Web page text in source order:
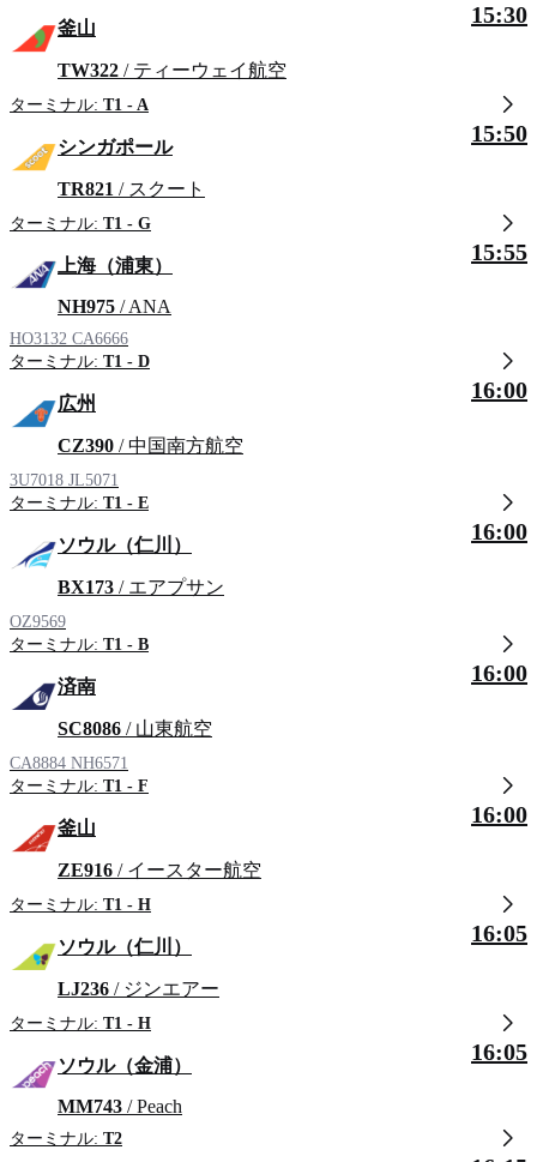
釜山
TW322 / ティーウェイ航空
ターミナル: T1 - A
15:30
シンガポール
TR821 / スクート
ターミナル: T1 - G
15:50
上海（浦東）
NH975 / ANA
HO3132 CA6666
ターミナル: T1 - D
15:55
広州
CZ390 / 中国南方航空
3U7018 JL5071
ターミナル: T1 - E
16:00
ソウル（仁川）
BX173 / エアプサン
OZ9569
ターミナル: T1 - B
16:00
済南
SC8086 / 山東航空
CA8884 NH6571
ターミナル: T1 - F
16:00
釜山
ZE916 / イースター航空
ターミナル: T1 - H
16:00
ソウル（仁川）
LJ236 / ジンエアー
ターミナル: T1 - H
16:05
ソウル（金浦）
MM743 / Peach
ターミナル: T2
16:05